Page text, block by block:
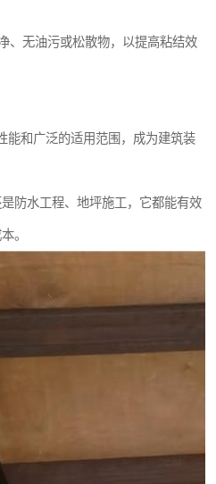
、无油污或松散物，以提高粘结效
能和广泛的适用范围，成为建筑装
防水工程、地坪施工，它都能有效
。